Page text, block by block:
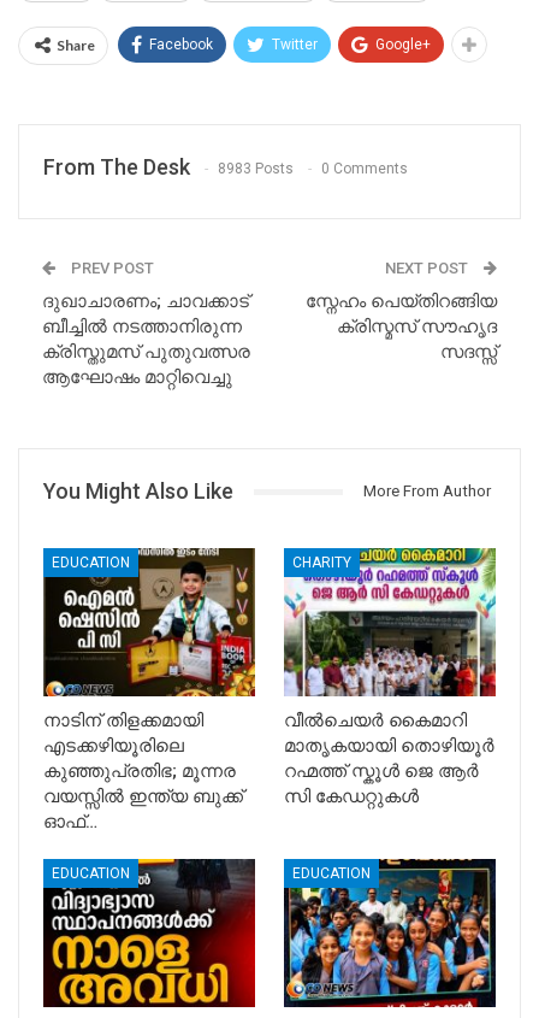
Share Facebook Twitter Google+
From The Desk 8983 Posts 0 Comments
PREV POST
ദുഖാചാരണം; ചാവക്കാട്
ബീച്ചിൽ നടത്താനിരുന്ന
ക്രിസ്തുമസ് പുതുവത്സര
ആഘോഷം മാറ്റിവെച്ചു
NEXT POST
സ്നേഹം പെയ്തിറങ്ങിയ
ക്രിസ്മസ് സൗഹൃദ
സദസ്സ്
You Might Also Like More From Author
EDUCATION
നാടിന് തിളക്കമായി
എടക്കഴിയൂരിലെ
കുഞ്ഞുപ്രതിഭ; മൂന്നര
വയസ്സിൽ ഇന്ത്യ ബുക്ക്
ഓഫ്…
CHARITY
വീൽചെയർ കൈമാറി
മാതൃകയായി തൊഴിയൂർ
റഹ്മത്ത് സ്കൂൾ ജെ ആർ
സി കേഡറ്റുകൾ
EDUCATION EDUCATION